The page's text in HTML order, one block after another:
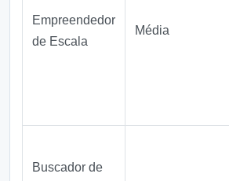
Empreendedor
de Escala
Média
Buscador de